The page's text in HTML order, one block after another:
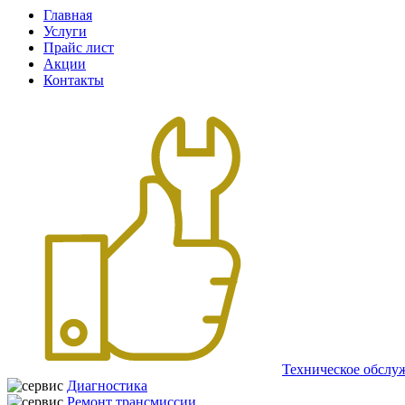
Главная
Услуги
Прайс лист
Акции
Контакты
Техническое
Диагностика
Ремонт трансмиссии